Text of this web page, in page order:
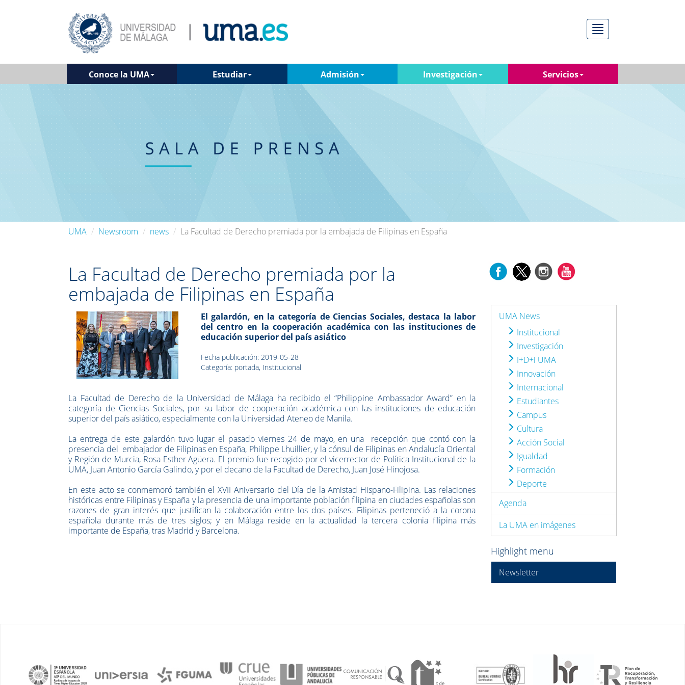
Menú
Conoce la UMA Estudiar Admisión Investigación Servicios
UMA Newsroom news La Facultad de Derecho premiada por la embajada de Filipinas en España
La Facultad de Derecho premiada por la
embajada de Filipinas en España
El galardón, en la categoría de Ciencias Sociales, destaca la labor
del centro en la cooperación académica con las instituciones de
educación superior del país asiático
Fecha publicación: 2019-05-28
Categoría: portada, Institucional
La Facultad de Derecho de la Universidad de Málaga ha recibido el “Philippine Ambassador Award” en la
categoría de Ciencias Sociales, por su labor de cooperación académica con las instituciones de educación
superior del país asiático, especialmente con la Universidad Ateneo de Manila.
La entrega de este galardón tuvo lugar el pasado viernes 24 de mayo, en una recepción que contó con la
presencia del embajador de Filipinas en España, Philippe Lhuillier, y la cónsul de Filipinas en Andalucía Oriental
y Región de Murcia, Rosa Esther Agüera. El premio fue recogido por el vicerrector de Política Institucional de la
UMA, Juan Antonio García Galindo, y por el decano de la Facultad de Derecho, Juan José Hinojosa.
En este acto se conmemoró también el XVII Aniversario del Día de la Amistad Hispano-Filipina. Las relaciones
históricas entre Filipinas y España y la presencia de una importante población filipina en ciudades españolas son
razones de gran interés que justifican la colaboración entre los dos países. Filipinas perteneció a la corona
española durante más de tres siglos; y en Málaga reside en la actualidad la tercera colonia filipina más
importante de España, tras Madrid y Barcelona.
UMA News
Institucional
Investigación
I+D+i UMA
Innovación
Internacional
Estudiantes
Campus
Cultura
Acción Social
Igualdad
Formación
Deporte
Agenda
La UMA en imágenes
Highlight menu
Newsletter